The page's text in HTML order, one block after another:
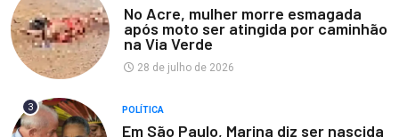
No Acre, mulher morre esmagada
após moto ser atingida por caminhão
na Via Verde
28 de julho de 2026
3 POLÍTICA
Em São Paulo, Marina diz ser nascida